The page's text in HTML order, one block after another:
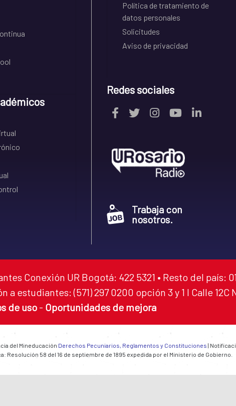
Política de tratamiento de
datos personales
Solicitudes
Aviso de privacidad
Redes sociales
Trabaja con
nosotros.
Conexión UR Bogotá: 422 5321 • Resto del país:
a estudiantes: (571) 297 0200 opción 3 y 1 I Calle 12C
de uso - Oportunidades de mejora
del Mineducación Derechos Pecuniarios, Reglamentos y Constituciones |
Resolución 58 del 16 de septiembre de 1895 expedida por el Ministerio de Gobierno.